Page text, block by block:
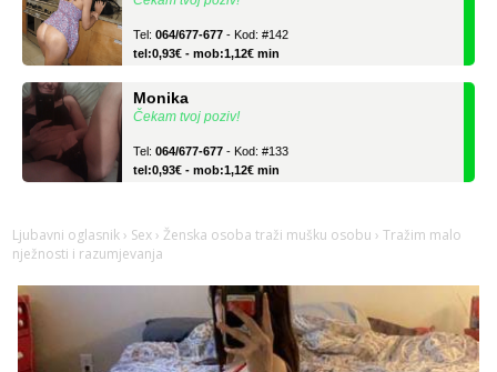
tel:0,93€ - mob:1,12€ min
Čekam tvoj poziv!
tel:0,93€ - mob:1,12€ min
Tel: 064/677-677
Ljubavni oglasnik › Sex › Ženska osoba traži mušku osobu › Tražim malo
nježnosti i razumjevanja